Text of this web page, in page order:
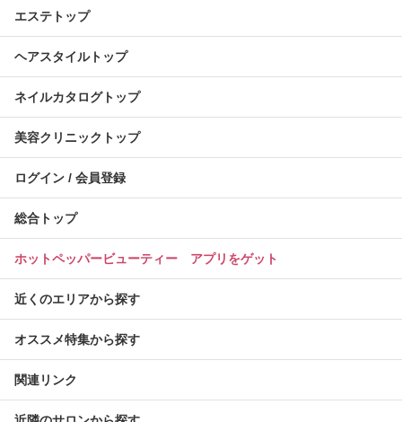
エステトップ
ヘアスタイルトップ
ネイルカタログトップ
美容クリニックトップ
ログイン / 会員登録
総合トップ
ホットペッパービューティー アプリをゲット
近くのエリアから探す
オススメ特集から探す
関連リンク